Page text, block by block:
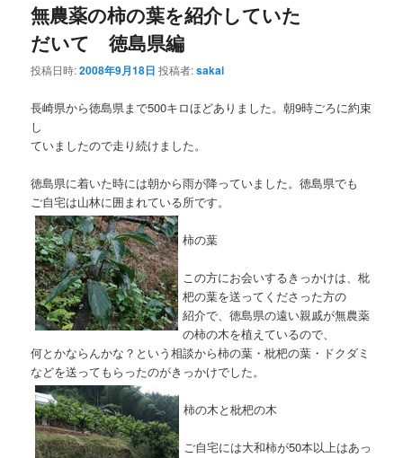
ビ
ゲ
ー
シ
ン
無農薬の柿の葉を紹介していた
だいて 徳島県編
投稿日時:2008年9月18日 投稿者:sakai
長崎県から徳島県まで500キロほどありました。朝9時ごろに約束
し
ていましたので走り続けました。
徳島県に着いた時には朝から雨が降っていました。徳島県でも
ご自宅は山林に囲まれている所です。
柿の葉
この方にお会いするきっかけは、枇
杷の葉を送ってくださった方の
紹介で、徳島県の遠い親戚が無農薬
の柿の木を植えているので、
何とかならんかな？という相談から柿の葉・枇杷の葉・ドクダミ
などを送ってもらったのがきっかけでした。
柿の木と枇杷の木
ご自宅には大和柿が50本以上はあっ